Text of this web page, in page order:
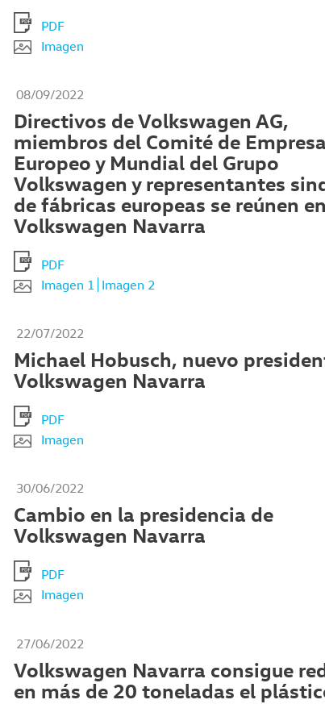
PDF
Imagen
08/09/2022
Directivos de Volkswagen AG,
miembros del Comité de Empresa
Europeo y Mundial del Grupo
Volkswagen y representantes
de fábricas europeas se reúnen en
Volkswagen Navarra
PDF
Imagen 1 Imagen 2
22/07/2022
Michael Hobusch, nuevo
Volkswagen Navarra
PDF
Imagen
30/06/2022
Cambio en la presidencia de
Volkswagen Navarra
PDF
Imagen
27/06/2022
Volkswagen Navarra consigue
en más de 20 toneladas el